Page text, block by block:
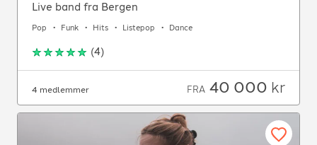
Live band fra Bergen
Pop Funk Hits Listepop Dance
(4)
4 medlemmer FRA 40 000 kr